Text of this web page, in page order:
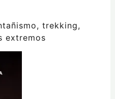
trekking,
extremos